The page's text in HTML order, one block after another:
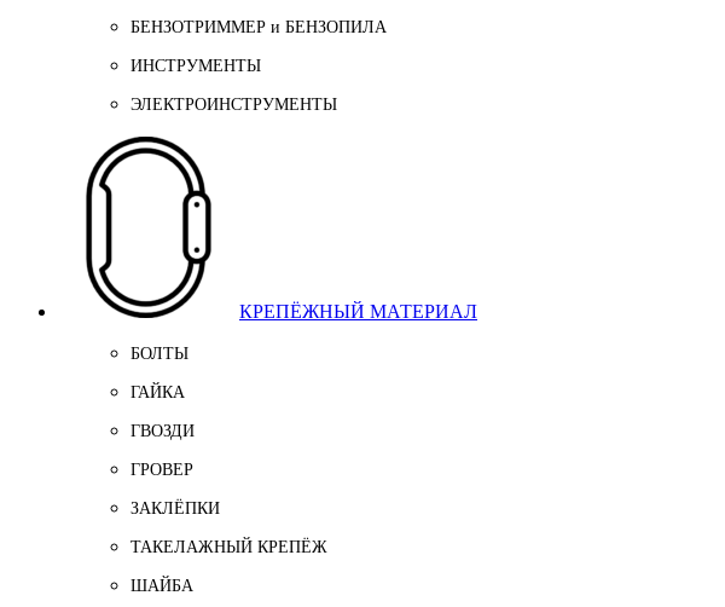
БЕНЗОТРИММЕР и БЕНЗОПИЛА
ИНСТРУМЕНТЫ
ЭЛЕКТРОИНСТРУМЕНТЫ
КРЕПЁЖНЫЙ МАТЕРИАЛ
БОЛТЫ
ГАЙКА
ГВОЗДИ
ГРОВЕР
ЗАКЛЁПКИ
ТАКЕЛАЖНЫЙ КРЕПЁЖ
ШАЙБА